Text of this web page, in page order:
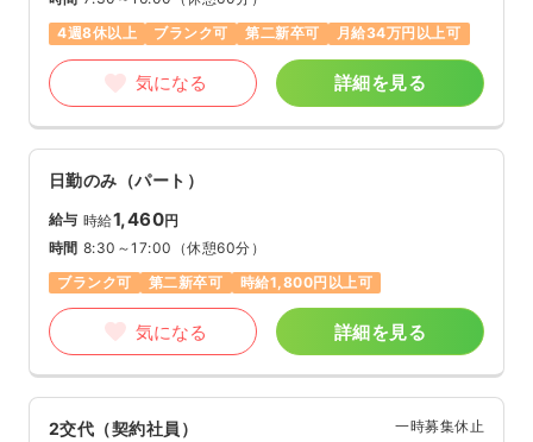
4週8休以上
ブランク可 第二新卒可 月給34万円以上可
気になる 詳細を見る
日勤のみ（パート）
給与 時給1,460円
時間 8:30～17:00 （休憩60分）
ブランク可
第二新卒可 時給1,800円以上可
気になる 詳細を見る
2交代（契約社員） 一時募集休止